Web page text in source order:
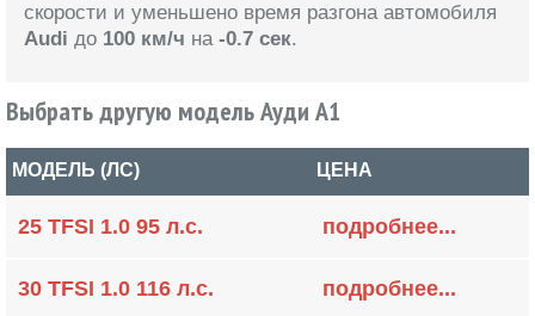
скорости и уменьшено время разгона автомобиля
Audi до 100 км/ч на -0.7 сек.
Выбрать другую модель Ауди А1
МОДЕЛЬ (ЛС) ЦЕНА
25 TFSI 1.0 95 л.с. подробнее...
30 TFSI 1.0 116 л.с. подробнее...